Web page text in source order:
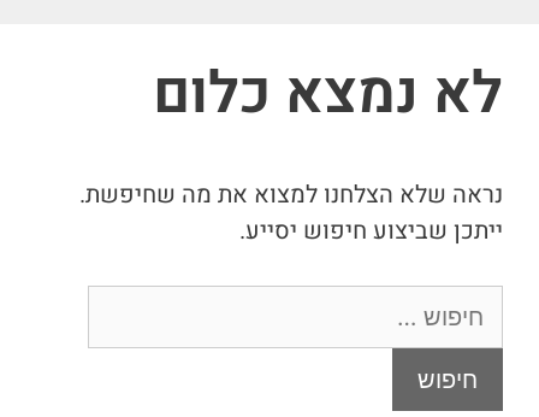
לא נמצא כלום
נראה שלא הצלחנו למצוא את מה שחיפשת.
ייתכן שביצוע חיפוש יסייע.